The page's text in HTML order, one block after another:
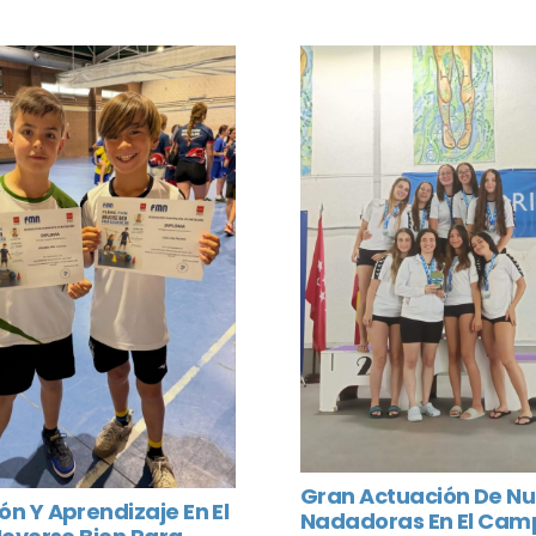
Y Aprendizaje En El
Gran Actuación De
Nadadoras En El